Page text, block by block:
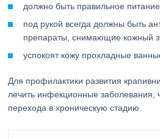
должно быть правильное
под рукой всегда должны быть
препараты, снимающие кожный
успокоят кожу прохладные
Для профилактики развития
лечить инфекционные заболевания,
перехода в хроническую стадию.